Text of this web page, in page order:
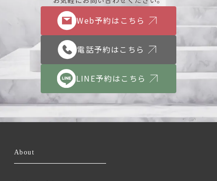
Web予約はこちら
電話予約はこちら
LINE予約はこちら
About